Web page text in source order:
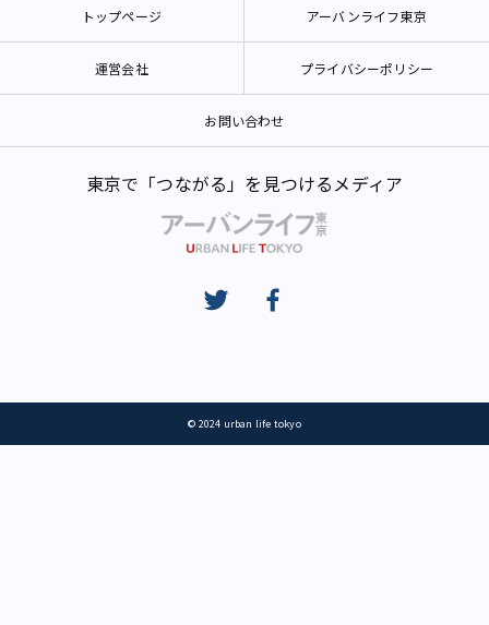
トップページ アーバンライフ東京
運営会社 プライバシーポリシー
お問い合わせ
東京で「つながる」を見つけるメディア
© 2024 urban life tokyo